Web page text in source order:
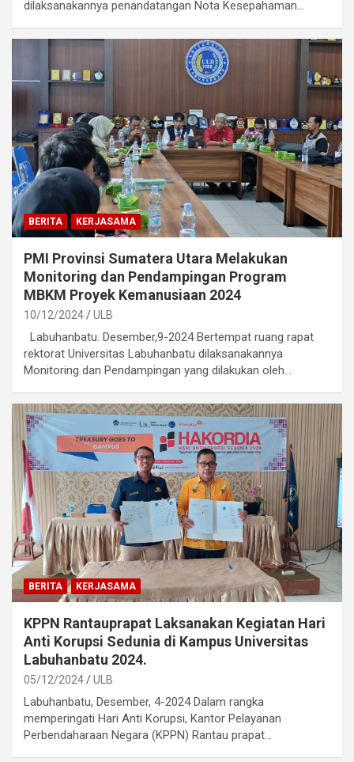
dilaksanakannya penandatangan Nota Kesepahaman…
BERITA KERJASAMA
PMI Provinsi Sumatera Utara Melakukan
Monitoring dan Pendampingan Program
MBKM Proyek Kemanusiaan 2024
10/12/2024 ULB
Labuhanbatu. Desember,9-2024 Bertempat ruang rapat
rektorat Universitas Labuhanbatu dilaksanakannya
Monitoring dan Pendampingan yang dilakukan oleh…
BERITA KERJASAMA
KPPN Rantauprapat Laksanakan Kegiatan Hari
Anti Korupsi Sedunia di Kampus Universitas
Labuhanbatu 2024.
05/12/2024 ULB
Labuhanbatu, Desember, 4-2024 Dalam rangka
memperingati Hari Anti Korupsi, Kantor Pelayanan
Perbendaharaan Negara (KPPN) Rantau prapat…